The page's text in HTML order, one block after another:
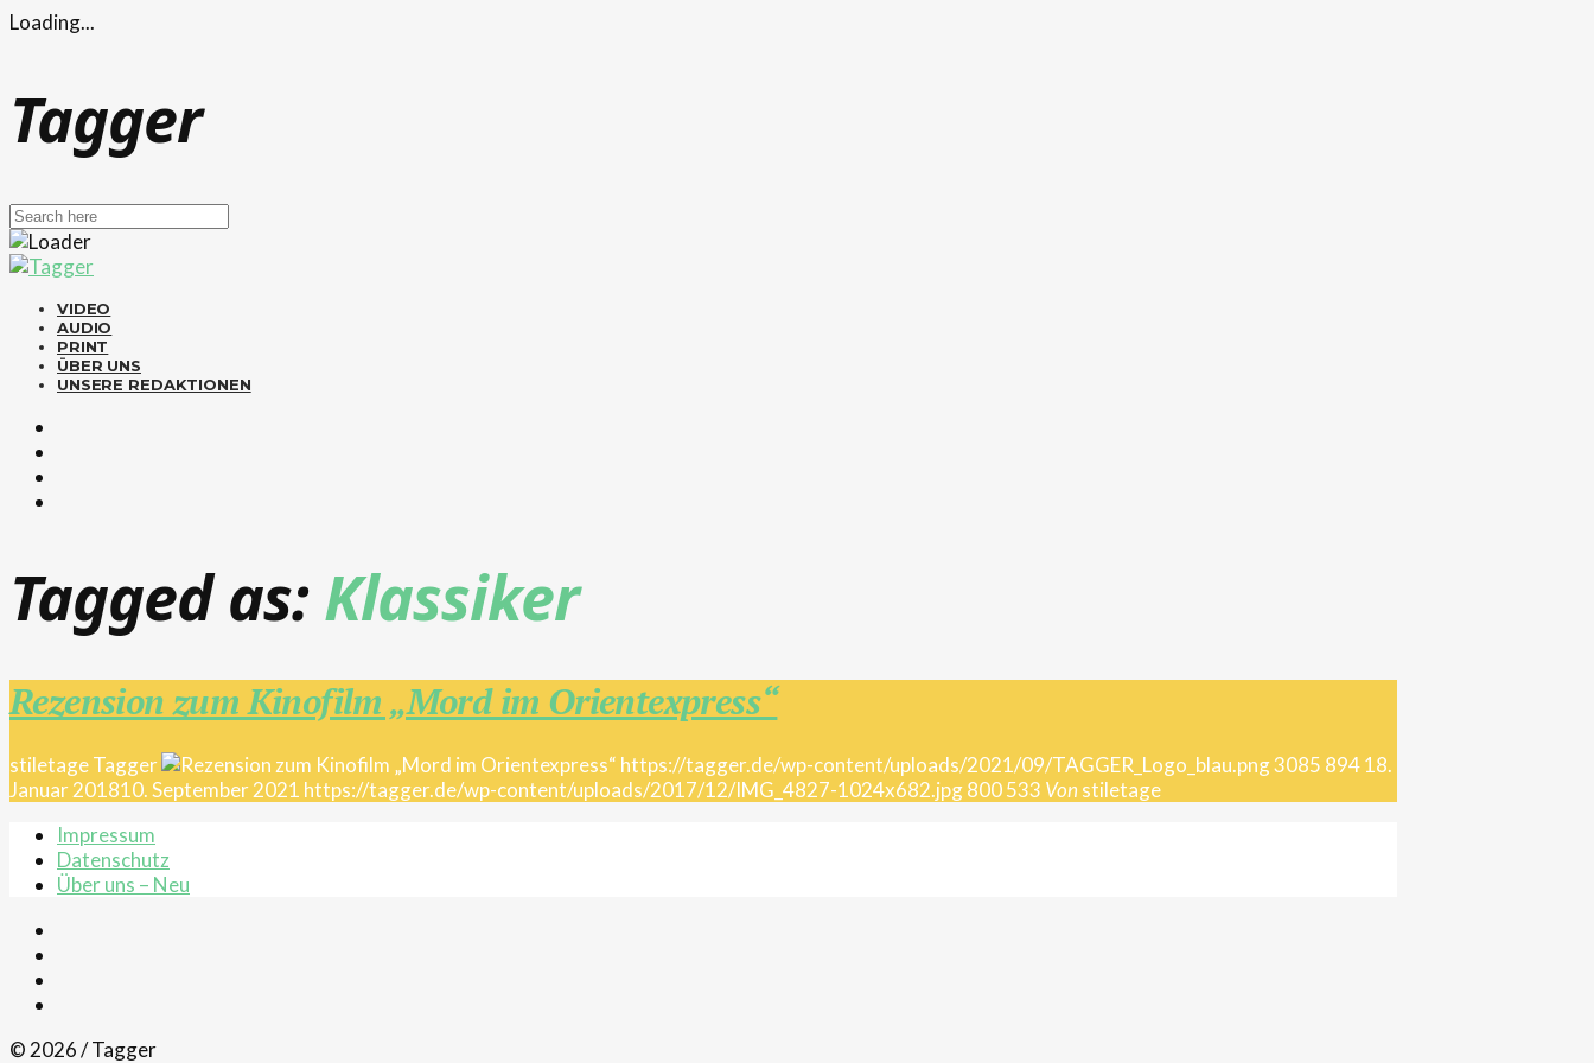
Loading...
Tagger
VIDEO
AUDIO
PRINT
ÜBER UNS
UNSERE REDAKTIONEN
Tagged as:Klassiker
Rezension zum Kinofilm „Mord im Orientexpress“
stiletageTagger https://tagger.de/wp-content/uploads/2021/09/TAGGER_Logo_blau.png3085 89418.
Januar 201810. September 2021 https://tagger.de/wp-content/uploads/2017/12/IMG_4827-1024x682.jpg800533 Von stiletage
Impressum
Datenschutz
Über uns – Neu
© 2026 / Tagger